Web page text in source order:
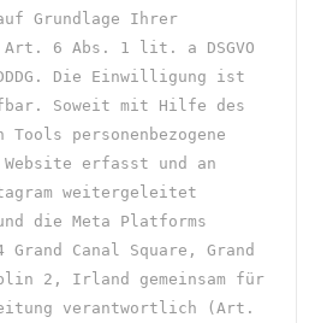
Grundlage Ihrer
6 Abs. 1 lit. a DSGVO
Die Einwilligung ist
Soweit mit Hilfe des
personenbezogene
erfasst und an
weitergeleitet
die Meta Platforms
Canal Square, Grand
2, Irland gemeinsam für
verantwortlich (Art.